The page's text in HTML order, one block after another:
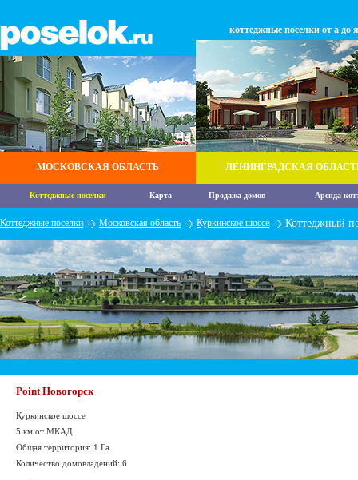
МОСКОВСКАЯ ОБЛАСТЬ
коттеджные поселки от а до я
ЛЕНИНГРАДСКАЯ
Коттеджные поселки Карта Продажа домов Аренда
Коттеджные поселки Московская область Куркинское шоссе Коттеджный
Point Новогорск
Куркинское шоссе
5 км от МКАД
Общая территория: 1 Га
Количество домовладений: 6